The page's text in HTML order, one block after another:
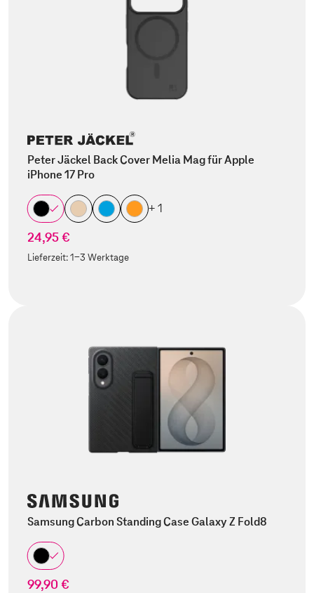
Peter Jäckel Back Cover Melia Mag für Apple
iPhone 17 Pro
+ 1
24,95 €
Lieferzeit:1-3 Werktage
Samsung Carbon Standing Case Galaxy Z Fold8
99,90 €